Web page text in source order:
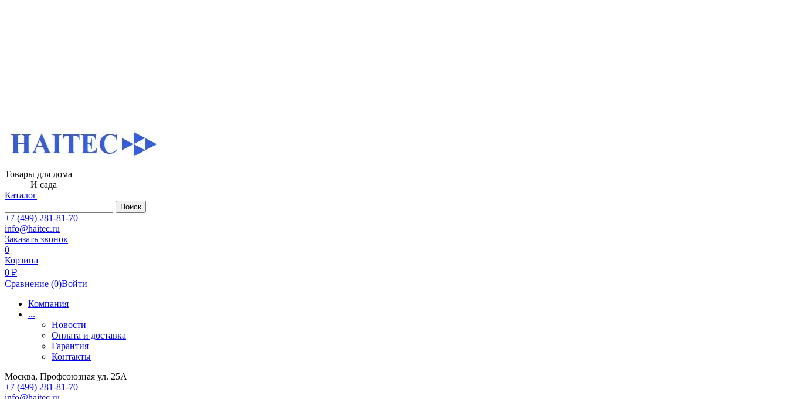
Товары для дома
И сада
Каталог
Поиск
+7 (499) 281-81-70
info@haitec.ru
Заказать звонок
0
Корзина
0 ₽
Сравнение (0)Войти
Компания
...
Новости
Оплата и доставка
Гарантия
Контакты
Москва, Профсоюзная ул. 25А
+7 (499) 281-81-70